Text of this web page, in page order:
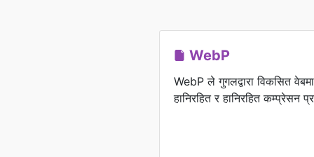
WebP
WebP ले गुगलद्वारा विकसित
हानिरहित र हानिरहित कम्प्रेसन